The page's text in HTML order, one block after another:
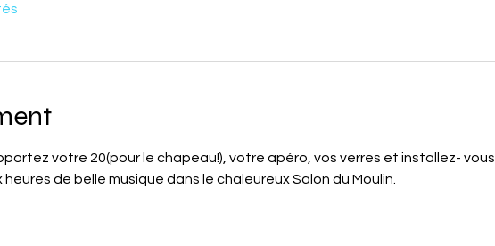
votre 20(pour le chapeau!), votre apéro, vos verres et installez- vous
de belle musique dans le chaleureux Salon du Moulin.